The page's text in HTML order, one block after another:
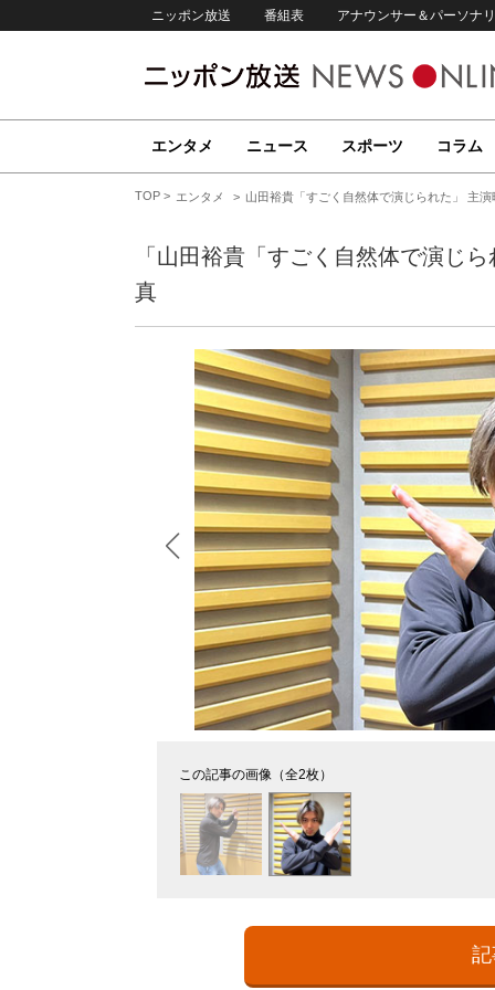
ニッポン放送 番組表 アナウンサー＆パーソナ
エンタメ ニュース スポーツ コラム
TOP エンタメ 山田裕貴「すごく自然体で演じられた」 主
「山田裕貴「すごく自然体で演じ
真
この記事の画像（全2枚）